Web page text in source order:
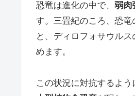
恐竜は進化の中で、 弱肉
す。三畳紀のころ、恐
と、ディロフォサウルス
めます。
この状況に対抗するよ